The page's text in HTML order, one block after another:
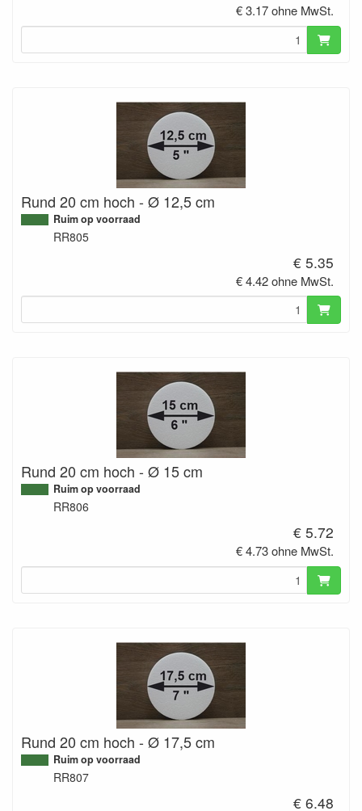
€ 3.17 ohne MwSt.
Rund 20 cm hoch - Ø 12,5 cm
Ruim op voorraad
RR805
€ 5.35
€ 4.42 ohne MwSt.
Rund 20 cm hoch - Ø 15 cm
Ruim op voorraad
RR806
€ 5.72
€ 4.73 ohne MwSt.
Rund 20 cm hoch - Ø 17,5 cm
Ruim op voorraad
RR807
€ 6.48